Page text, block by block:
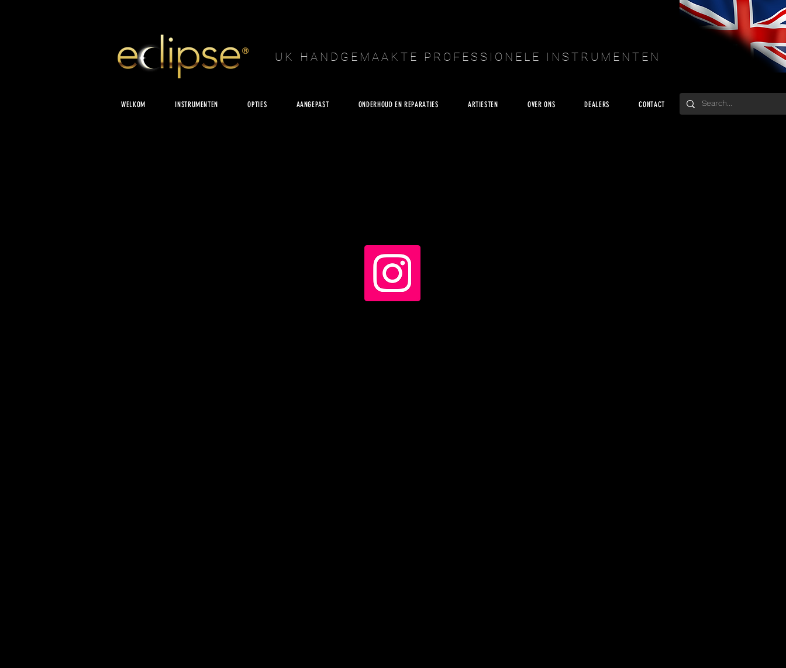
UK HANDGEMAAKTE PROFESSIONELE INSTRUMENTEN
WELKOM INSTRUMENTEN OPTIES AANGEPAST ONDERHOUD EN REPARATIES ARTIESTEN OVER ONS DEALERS CONTACT